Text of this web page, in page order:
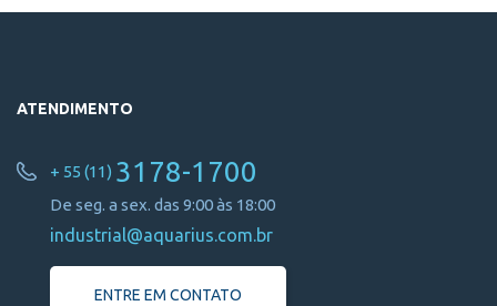
ATENDIMENTO
+ 55 (11) 3178-1700
De seg. a sex. das 9:00 às 18:00
industrial@aquarius.com.br
ENTRE EM CONTATO